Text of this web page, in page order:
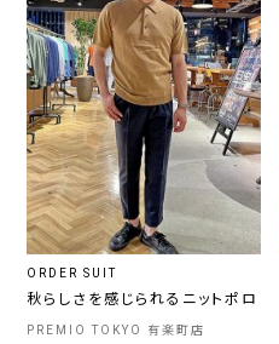
ORDER SUIT
秋らしさを感じられるニットポロ
PREMIO TOKYO 有楽町店